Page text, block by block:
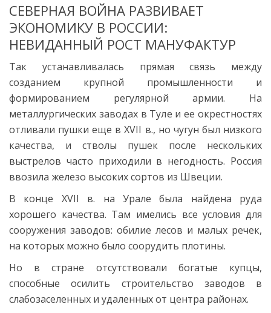
СЕВЕРНАЯ ВОЙНА РАЗВИВАЕТ
ЭКОНОМИКУ В РОССИИ:
НЕВИДАННЫЙ РОСТ МАНУФАКТУР
Так устанавливалась прямая связь между
созданием крупной промышленности и
формированием регулярной армии. На
металлургических заводах в Туле и ее окрестностях
отливали пушки еще в XVII в., но чугун был низкого
качества, и стволы пушек после нескольких
выстрелов часто приходили в негодность. Россия
ввозила железо высоких сортов из Швеции.
В конце XVII в. на Урале была найдена руда
хорошего качества. Там имелись все условия для
сооружения заводов: обилие лесов и малых речек,
на которых можно было соорудить плотины.
Но в стране отсутствовали богатые купцы,
способные осилить строительство заводов в
слабозаселенных и удаленных от центра районах.